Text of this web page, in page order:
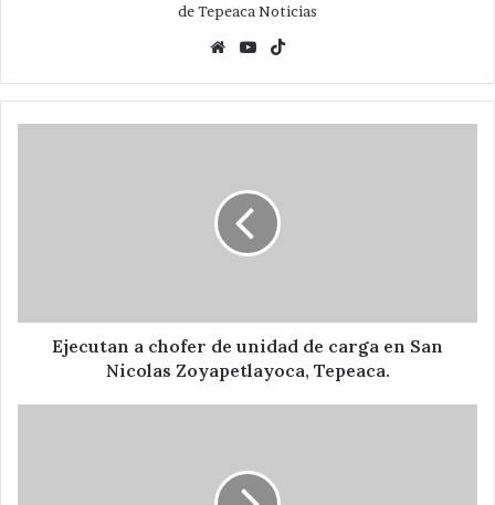
de Tepeaca Noticias
WebsiteYouTube
San
Nicolas
Zoyapetlayoca,
Ejecutan a chofer de unidad de carga en San
Nicolas Zoyapetlayoca, Tepeaca.